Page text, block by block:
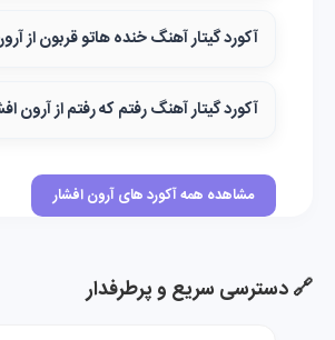
آکورد گیتار آهنگ خنده هاتو قربون از
آکورد گیتار آهنگ رفتم که رفتم از آرون
مشاهده همه آکورد های آرون افشار
🔗 دسترسی سریع و پرطرفدار